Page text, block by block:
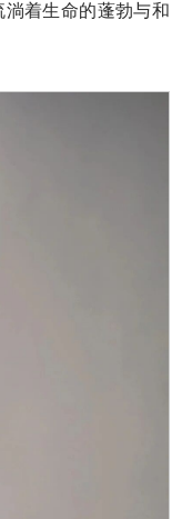
着生命的蓬勃与和